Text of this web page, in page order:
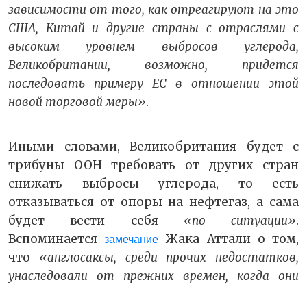
зависимости от того, как отреагируют на это
США, Китай и другие страны с отраслями с
высоким уровнем выбросов углерода,
Великобритании, возможно, придется
последовать примеру ЕС в отношении этой
новой торговой меры».
Иными словами, Великобритания будет с
трибуны ООН требовать от других стран
снижать выбросы углерода, то есть
отказываться от опоры на нефтегаз, а сама
будет вести себя «по ситуации».
Вспоминаетсязамечание Жака Аттали о том,
что «англосаксы, среди прочих недостатков,
унаследовали от прежних времен, когда они